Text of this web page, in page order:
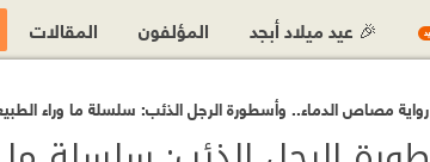
مصاص الدماء.. وأسطورة الرجل الذئب: سلسلة ما وراء
🎉 عيد ميلاد أبجد المؤلفون المقالات